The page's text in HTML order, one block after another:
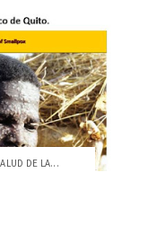
DE LA...